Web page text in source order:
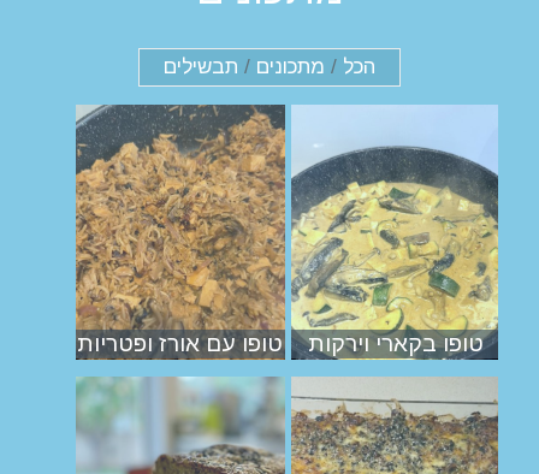
הכל / מתכונים / תבשילים
טופו בקארי וירקות טופו עם אורז ופטריות